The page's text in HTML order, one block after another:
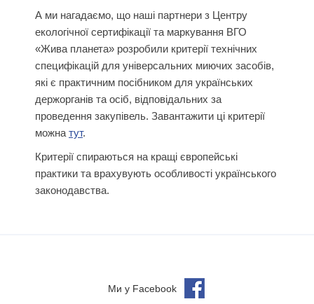
А ми нагадаємо, що наші партнери з Центру
екологічної сертифікації та маркування ВГО
«Жива планета» розробили критерії технічних
специфікацій для універсальних миючих засобів,
які є практичним посібником для українських
держорганів та осіб, відповідальних за
проведення закупівель. Завантажити ці критерії
можна тут.
Критерії спираються на кращі європейські
практики та врахувують особливості українського
законодавства.
Ми у Facebook